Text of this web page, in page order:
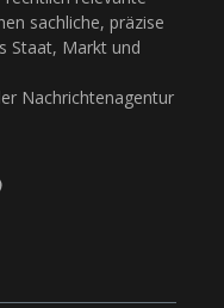
sachliche, präzise
Staat, Markt und
Nachrichtenagentur